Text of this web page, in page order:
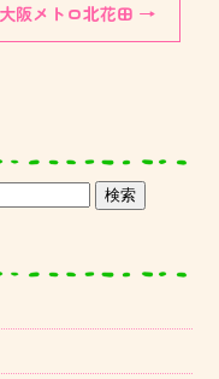
阪メトロ北花田 →